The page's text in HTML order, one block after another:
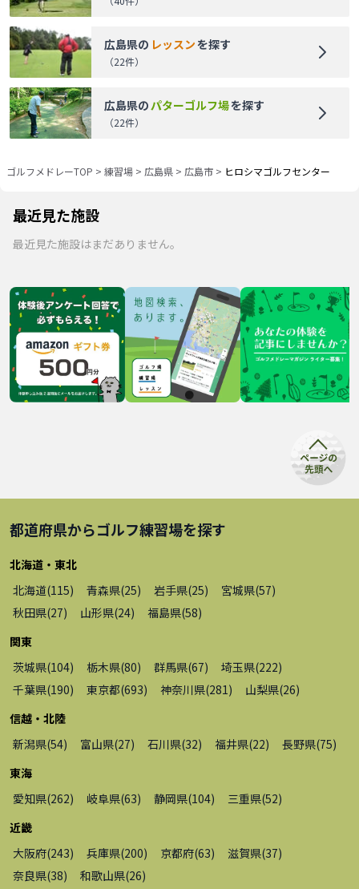
広島県の レッスンを探す
（22件）
広島県のパターゴルフ場を探す
（22件）
ゴルフメドレーTOP > 練習場 > 広島県 > 広島市 > ヒロシマゴルフセンター
最近見た施設
最近見た施設はまだありません。
都道府県からゴルフ練習場を探す
北海道・東北
北海道(115) 青森県(25) 岩手県(25) 宮城県(57)
秋田県(27) 山形県(24) 福島県(58)
関東
茨城県(104) 栃木県(80) 群馬県(67) 埼玉県(222)
千葉県(190) 東京都(693) 神奈川県(281 ) 山梨県(26)
信越・北陸
新潟県(54) 富山県(27) 石川県(32) 福井県(22) 長野県(75)
東海
愛知県(262) 岐阜県(63) 静岡県(104) 三重県(52)
近畿
大阪府(243) 兵庫県(200) 京都府(63) 滋賀県(37)
奈良県(38) 和歌山県(26)